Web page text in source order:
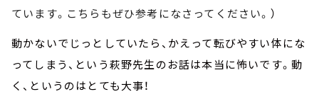
ています。こちらもぜひ参考になさってください。 ）
動かないでじっとしていたら、かえって転びやすい体にな
ってしまう、という萩野先生のお話は本当に怖いです。動
く、というのはとても大事！